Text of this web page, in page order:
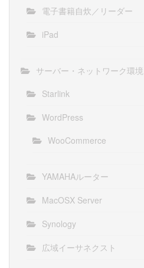
電子書籍自炊／リーダー
iPad
サーバー・ネットワーク環境
Starlink
WordPress
WooCommerce
YAMAHAルーター
MacOSX Server
Synology
広域イーサネクスト